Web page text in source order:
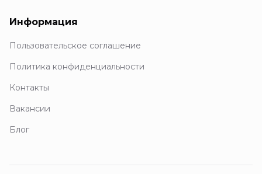
Информация
Пользовательское соглашение
Политика конфиденциальности
Контакты
Вакансии
Блог